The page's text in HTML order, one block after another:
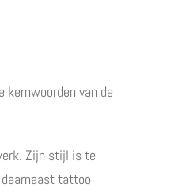
van de
Zijn stijl is te
tattoo